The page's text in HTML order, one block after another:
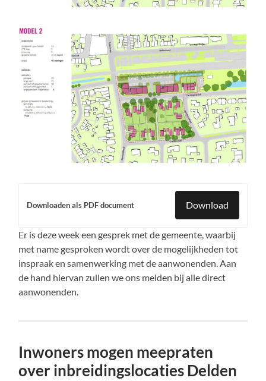
Downloaden als PDF document Download
Er is deze week een gesprek met de gemeente, waarbij
met name gesproken wordt over de mogelijkheden tot
inspraak en samenwerking met de aanwonenden. Aan
de hand hiervan zullen we ons melden bij alle direct
aanwonenden.
Inwoners mogen meepraten
over inbreidingslocaties Delden